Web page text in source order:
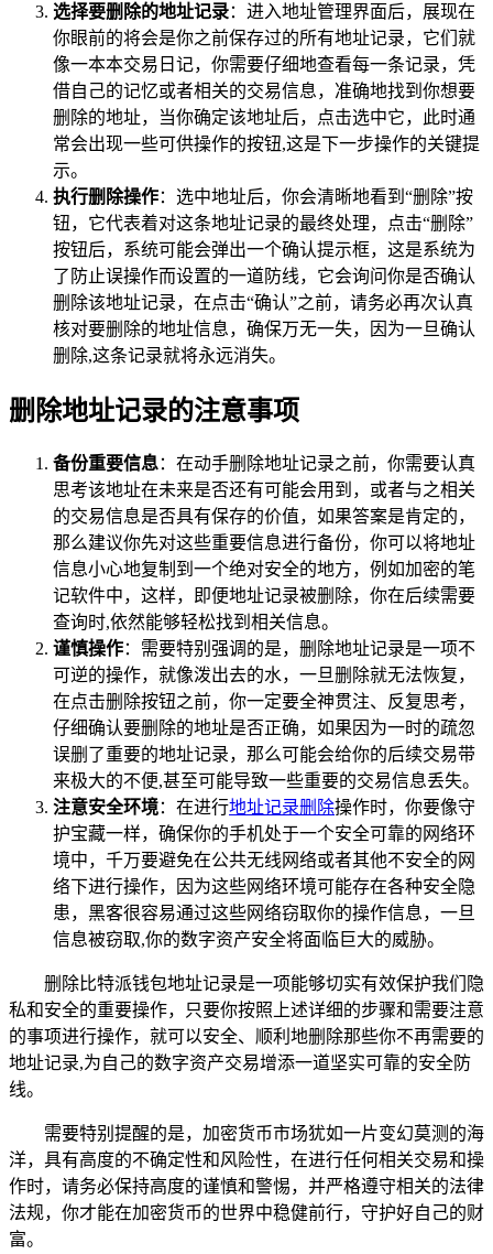
选择要删除的地址记录：进入地址管理界面后，展现在
你眼前的将会是你之前保存过的所有地址记录，它们就
像一本本交易日记，你需要仔细地查看每一条记录，凭
借自己的记忆或者相关的交易信息，准确地找到你想要
删除的地址，当你确定该地址后，点击选中它，此时通
常会出现一些可供操作的按钮,这是下一步操作的关键提
示。
执行删除操作：选中地址后，你会清晰地看到“删除”按
钮，它代表着对这条地址记录的最终处理，点击“删除”
按钮后，系统可能会弹出一个确认提示框，这是系统为
了防止误操作而设置的一道防线，它会询问你是否确认
删除该地址记录，在点击“确认”之前，请务必再次认真
核对要删除的地址信息，确保万无一失，因为一旦确认
删除,这条记录就将永远消失。
删除地址记录的注意事项
备份重要信息：在动手删除地址记录之前，你需要认真
思考该地址在未来是否还有可能会用到，或者与之相关
的交易信息是否具有保存的价值，如果答案是肯定的，
那么建议你先对这些重要信息进行备份，你可以将地址
信息小心地复制到一个绝对安全的地方，例如加密的笔
记软件中，这样，即便地址记录被删除，你在后续需要
查询时,依然能够轻松找到相关信息。
谨慎操作：需要特别强调的是，删除地址记录是一项不
可逆的操作，就像泼出去的水，一旦删除就无法恢复，
在点击删除按钮之前，你一定要全神贯注、反复思考，
仔细确认要删除的地址是否正确，如果因为一时的疏忽
误删了重要的地址记录，那么可能会给你的后续交易带
来极大的不便,甚至可能导致一些重要的交易信息丢失。
注意安全环境：在进行地址记录删除操作时，你要像守
护宝藏一样，确保你的手机处于一个安全可靠的网络环
境中，千万要避免在公共无线网络或者其他不安全的网
络下进行操作，因为这些网络环境可能存在各种安全隐
患，黑客很容易通过这些网络窃取你的操作信息，一旦
信息被窃取,你的数字资产安全将面临巨大的威胁。
删除比特派钱包地址记录是一项能够切实有效保护我们隐
私和安全的重要操作，只要你按照上述详细的步骤和需要注意
的事项进行操作，就可以安全、顺利地删除那些你不再需要的
地址记录,为自己的数字资产交易增添一道坚实可靠的安全防
线。
需要特别提醒的是，加密货币市场犹如一片变幻莫测的海
洋，具有高度的不确定性和风险性，在进行任何相关交易和操
作时，请务必保持高度的谨慎和警惕，并严格遵守相关的法律
法规，你才能在加密货币的世界中稳健前行，守护好自己的财
富。